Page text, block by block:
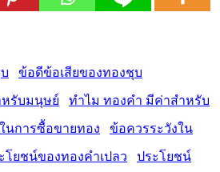
ข้อดีข้อเสียของทองชุบ
ทำไม ทองคำ มีค่าสำหรับ
ข้อควรระวังใน
ประโยชน์